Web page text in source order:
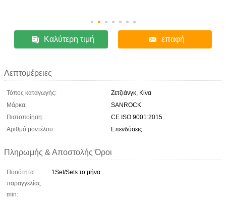
Καλύτερη τιμή επαφή
Λεπτομέρειες
Τόπος καταγωγής:
Ζετζιάνγκ, Κίνα
Μάρκα:
SANROCK
Πιστοποίηση:
CE ISO 9001:2015
Αριθμό μοντέλου:
Επενδύσεις
Πληρωμής & Αποστολής Όροι
Ποσότητα
παραγγελίας
min:
1Set/Sets το μήνα